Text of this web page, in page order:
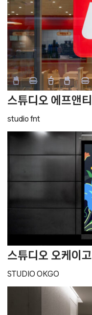
스튜디오 에프앤티
studio fnt
스튜디오 오케이고
STUDIO OKGO